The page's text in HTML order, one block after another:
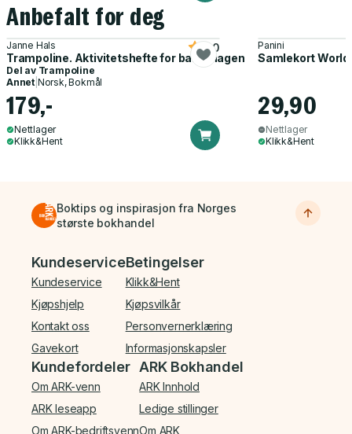
Anbefalt for deg
Janne Hals
Trampoline. Aktivitetshefte for barnehagen
5.0
Del av Trampoline
Annet Norsk, Bokmål
179,-
Nettlager
Klikk&Hent
Panini
Samlekort
29,90
Nettlager
Klikk&Hent
Boktips og inspirasjon fra Norges
største bokhandel
Bunnmeny
Kundeservice
Kundeservice
Kjøpshjelp
Kontakt oss
Gavekort
Betingelser
Klikk&Hent
Kjøpsvilkår
Personvernerklæring
Informasjonskapsler
Kundefordeler
Om ARK-venn
ARK leseapp
Om ARK-bedriftsvenn
ARK Bokhandel
ARK Innhold
Ledige stillinger
Om ARK